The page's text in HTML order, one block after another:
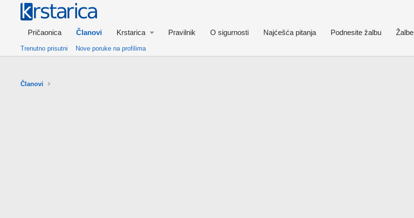
Pričaonica Članovi Krstarica Pravilnik O sigurnosti Najćešća pitanja Podnesite žalbu Žalbe
Trenutno prisutni Nove poruke na profilima
Članovi